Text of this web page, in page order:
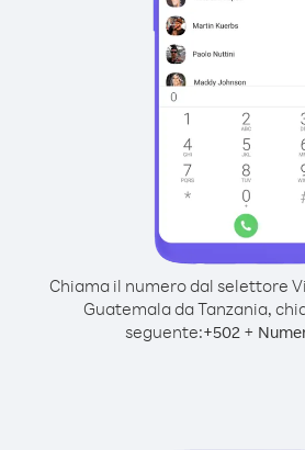
Chiama il numero dal selettore
Guatemala da Tanzania,
seguente:+502+